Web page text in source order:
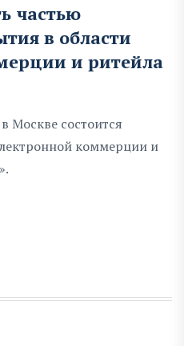
частью
в области
и ритейла
Москве состоится
коммерции и